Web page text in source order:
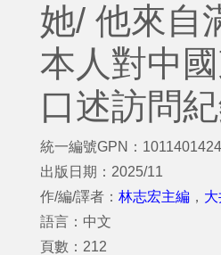
她/ 他來自
本人對中
口述訪問
統一編號GPN：1011401424
出版日期：2025/11
作/編/譯者： 林志宏主編 ，
語言：中文
頁數：212